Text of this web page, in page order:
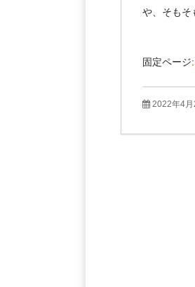
や、そもそ
固定ページ:
2022年4